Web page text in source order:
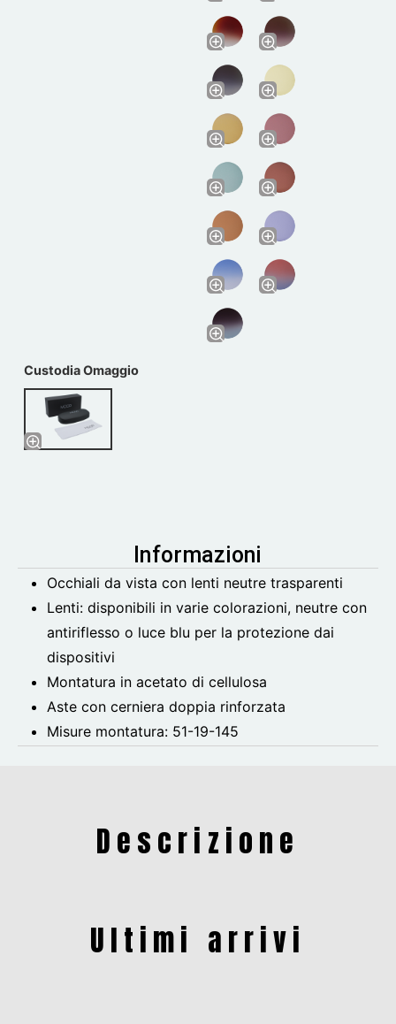
Custodia Omaggio
Informazioni
Occhiali da vista con lenti neutre trasparenti
Lenti: disponibili in varie colorazioni, neutre con
antiriflesso o luce blu per la protezione dai
dispositivi
Montatura in acetato di cellulosa
Aste con cerniera doppia rinforzata
Misure montatura: 51-19-145
Descrizione
Ultimi arrivi